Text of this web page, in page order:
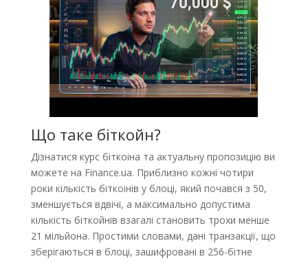
Що таке біткойн?
Дізнатися курс біткоіна та актуальну пропозицію ви
можете на Finance.ua. Приблизно кожні чотири
роки кількість біткоінів у блоці, який почався з 50,
зменшується вдвічі, а максимально допустима
кількість біткойнів взагалі становить трохи менше
21 мільйона. Простими словами, дані транзакції, що
зберігаються в блоці, зашифровані в 256-бітне